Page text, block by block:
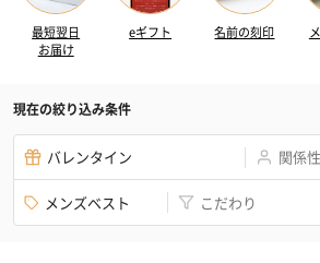
最短翌日
お届け
eギフト 名前の刻印
現在の絞り込み条件
バレンタイン 関係性
メンズベスト こだわり